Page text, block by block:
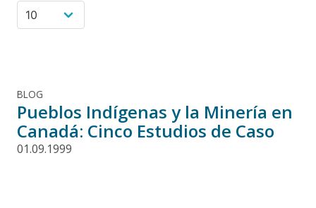
BLOG
Pueblos Indígenas y la Minería en
Canadá: Cinco Estudios de Caso
01.09.1999